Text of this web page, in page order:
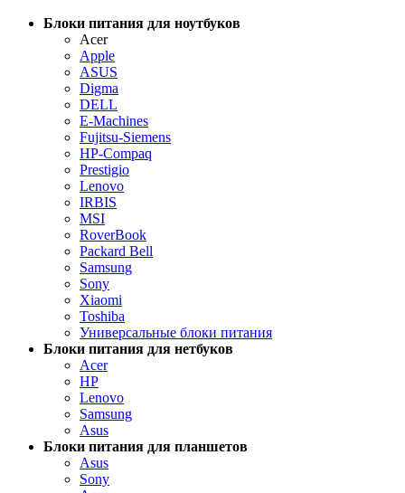
Блоки питания для ноутбуков
Acer
Apple
ASUS
Digma
DELL
E-Machines
Fujitsu-Siemens
HP-Compaq
Prestigio
Lenovo
IRBIS
MSI
RoverBook
Packard Bell
Samsung
Sony
Xiaomi
Toshiba
Универсальные блоки питания
Блоки питания для нетбуков
Acer
HP
Lenovo
Samsung
Asus
Блоки питания для планшетов
Asus
Sony